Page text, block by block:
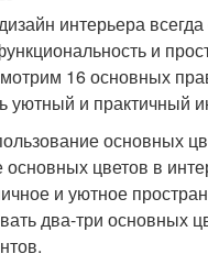
интерьера всегда
и
16 основных
уютный и практичный
основных
основных цветов в
и уютное
два-три основных